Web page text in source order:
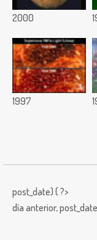
2000
1997
post_date) { ?>
día anterior,